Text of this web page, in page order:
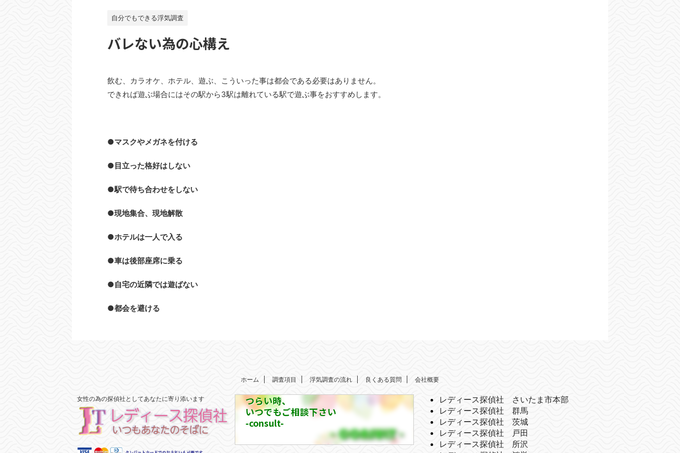
自分でもできる浮気調査
バレない為の心構え
飲む、カラオケ、ホテル、遊ぶ、こういった事は都会である必要はありません。
できれば遊ぶ場合にはその駅から3駅は離れている駅で遊ぶ事をおすすめします。
●マスクやメガネを付ける
●目立った格好はしない
●駅で待ち合わせをしない
●現地集合、現地解散
●ホテルは一人で入る
●車は後部座席に乗る
●自宅の近隣では遊ばない
●都会を避ける
ホーム 調査項目 浮気調査の流れ 良くある質問 会社概要
つらい時、
いつでもご相談下さい
-consult-
レディース探偵社 さいたま市本部
レディース探偵社 群馬
レディース探偵社 茨城
レディース探偵社 戸田
レディース探偵社 所沢
女性の為の探偵社としてあなたに寄り添います